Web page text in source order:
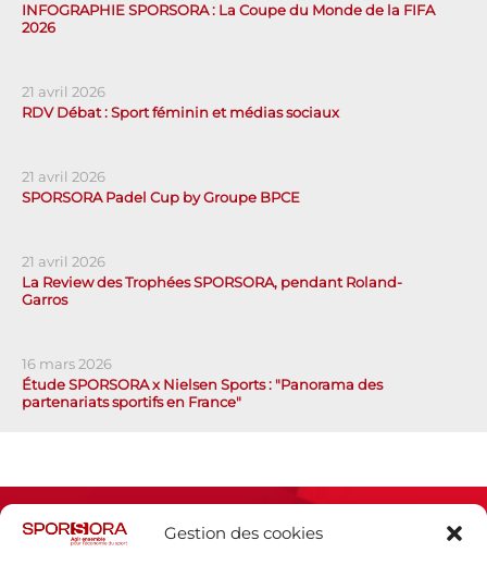
Gestion des cookies
INFOGRAPHIE SPORSORA : La Coupe du Monde de la FIFA
2026
21 avril 2026
RDV Débat : Sport féminin et médias sociaux
21 avril 2026
SPORSORA Padel Cup by Groupe BPCE
21 avril 2026
La Review des Trophées SPORSORA, pendant Roland-
Garros
16 mars 2026
Étude SPORSORA x Nielsen Sports : "Panorama des
partenariats sportifs en France"